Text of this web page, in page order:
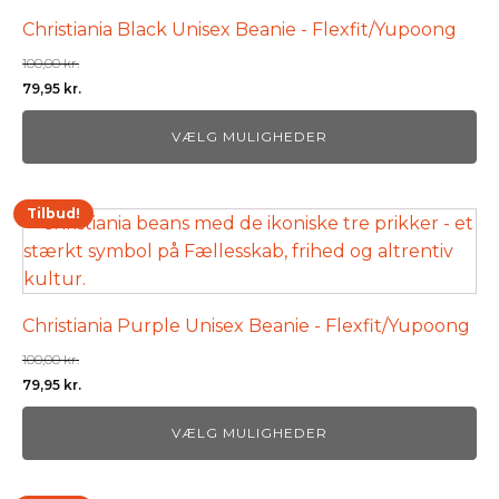
Christiania Black Unisex Beanie - Flexfit/Yupoong
100,00kr.
Den
oprindelige
var:
100,00 kr..
79,95 kr.
aktuelle
er:
79,95 kr..
VÆLG MULIGHEDER
varianter.
Mulighederne
kan
vælges
Tilbud!
Christiania Purple Unisex Beanie - Flexfit/Yupoong
100,00kr.
Den
oprindelige
var:
100,00 kr..
79,95 kr.
aktuelle
er:
79,95 kr..
VÆLG MULIGHEDER
Dette
vare
har
varianter.
Mulighederne
kan
vælges